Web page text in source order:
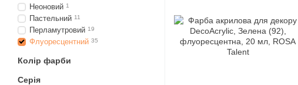
Неоновий 1
Пастельний 11
Перламутровий 19
Флуоресцентний 35
Колір фарби
Серія